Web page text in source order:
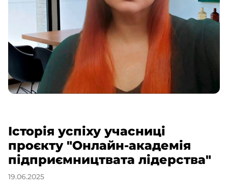
Історія успіху учасниці
проєкту "Онлайн-академія
підприємництвата лідерства"
19.06.2025